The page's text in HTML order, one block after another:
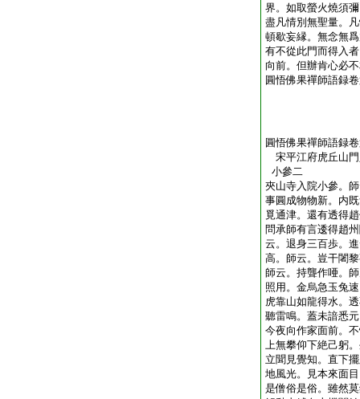
界。如取螢火燒須
盡凡情別無聖量。
頓歇妄縁。無念無
有不從此門而得入
向前。但辦肯心必
圓悟佛果禪師語録
圓悟佛果禪師語録
宋平江府虎丘山
小參二
夾山寺入院小參。
事圓成物物新。内
覓通津。還有透得
問承師有言逶得趙
云。退身三百歩。
高。師云。豈干闍
師云。持聾作唖。
照用。金烏急玉兔
虎靠山如龍得水。
聽雷鳴。蓋未諳悉
今夜向作家面前。
上無攀仰下絶己躬
立聞見覺知。直下
地風光。見本來面
是僧俗是俗。雖然